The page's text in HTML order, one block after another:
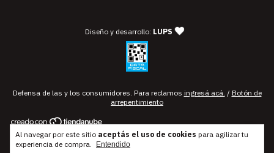
Al navegar por este sitio aceptás el uso de cookies para agilizar tu
experiencia de compra.
Entendido
Diseño y desarrollo: LUPS — agencia de diseño y
Defensa de las y los consumidores. Para reclamos ingresá acá. / Botón de
arrepentimiento
Copyright Compás Uno C1 | Instrumentos Musicales y Estudio de
Grabación Profesional - 2026. Todos los derechos reservados.